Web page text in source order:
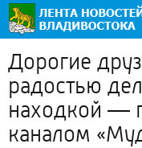
Дорогие
радостью
находкой —
каналом